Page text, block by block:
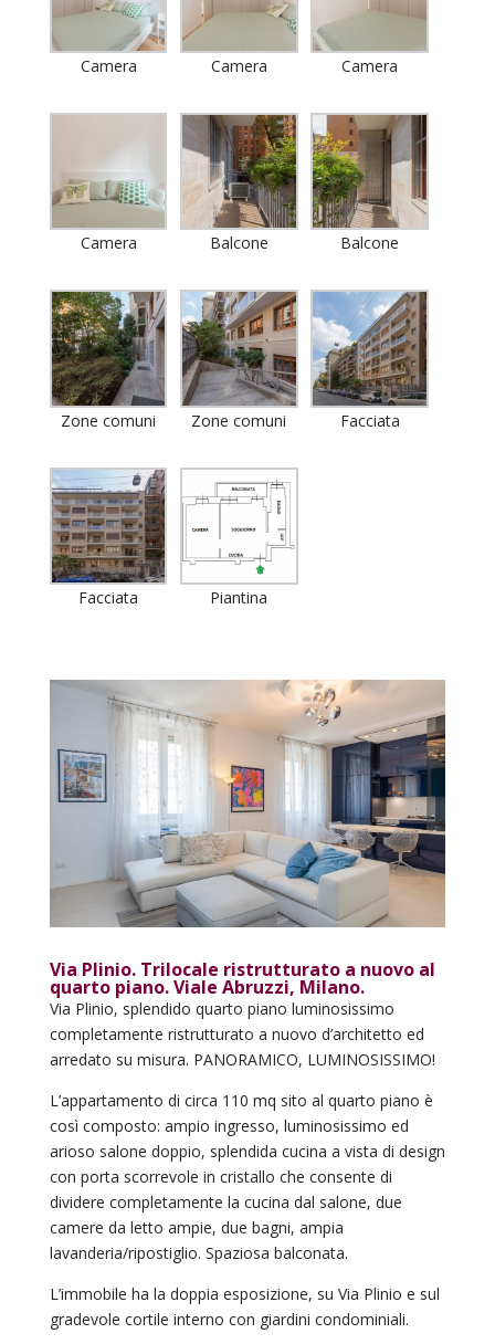
Camera Camera Camera
Camera Balcone Balcone
Zone comuni Zone comuni Facciata
Facciata Piantina
Via Plinio. Trilocale ristrutturato a nuovo al
quarto piano. Viale Abruzzi, Milano.
Via Plinio, splendido quarto piano luminosissimo
completamente ristrutturato a nuovo d’architetto ed
arredato su misura. PANORAMICO, LUMINOSISSIMO!
L’appartamento di circa 110 mq sito al quarto piano è
così composto: ampio ingresso, luminosissimo ed
arioso salone doppio, splendida cucina a vista di design
con porta scorrevole in cristallo che consente di
dividere completamente la cucina dal salone, due
camere da letto ampie, due bagni, ampia
lavanderia/ripostiglio. Spaziosa balconata.
L’immobile ha la doppia esposizione, su Via Plinio e sul
gradevole cortile interno con giardini condominiali.